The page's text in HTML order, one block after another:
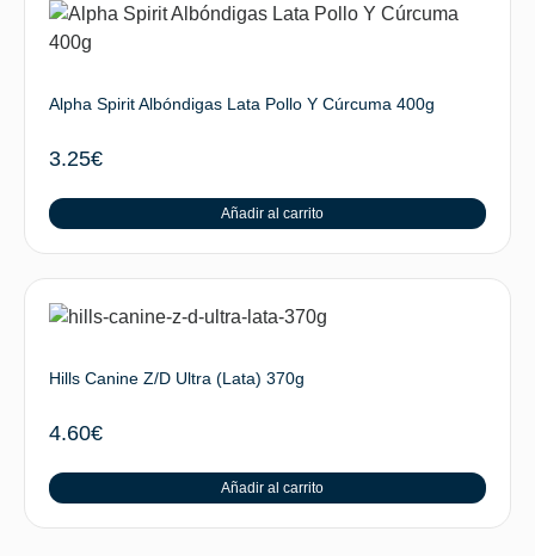
Alpha Spirit Albóndigas Lata Pollo Y Cúrcuma 400g
3.25€
Añadir al carrito
Hills Canine Z/D Ultra (Lata) 370g
4.60€
Añadir al carrito